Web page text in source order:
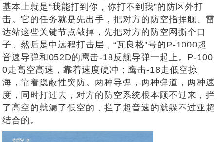
基本上就是“我能打到你，你打不到我”的防区外打
击。它的任务就是先出手，把对方的防空指挥舰、雷
达站这些关键节点敲掉，先把对方的防空网撕个口
子。然后是中远程打击层，“瓦良格”号的P-1000超
音速导弹和052D的鹰击-18反舰导弹一起上。P-100
0走高空高速，靠着速度硬冲；鹰击-18走低空掠
海，靠着隐蔽性突防。两种导弹，两种弹道，两种速
度，同时打过去，对方的防空系统根本顾不过来，拦
了高空的就漏了低空的，拦了超音速的就躲不过亚超
结合的。